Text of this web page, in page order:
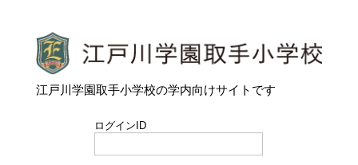
江戸川学園取手小学校
江戸川学園取手小学校の学内向けサイトです
ログインID